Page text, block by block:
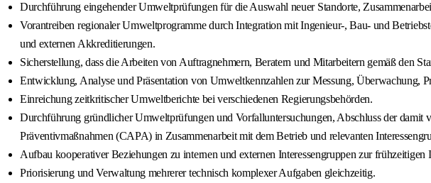
Durchführung eingehender Umweltprüfungen für die Auswahl neuer Standorte,
Vorantreiben regionaler Umweltprogramme durch Integration mit Ingenieur-, Bau- und
und externen Akkreditierungen.
Sicherstellung, dass die Arbeiten von Auftragnehmern, Beratern und Mitarbeitern gemäß den
Entwicklung, Analyse und Präsentation von Umweltkennzahlen zur Messung, Überwachung,
Einreichung zeitkritischer Umweltberichte bei verschiedenen Regierungsbehörden.
Durchführung gründlicher Umweltprüfungen und Vorfalluntersuchungen, Abschluss der
Präventivmaßnahmen (CAPA) in Zusammenarbeit mit dem Betrieb und relevanten
Aufbau kooperativer Beziehungen zu internen und externen Interessengruppen zur
Priorisierung und Verwaltung mehrerer technisch komplexer Aufgaben gleichzeitig.